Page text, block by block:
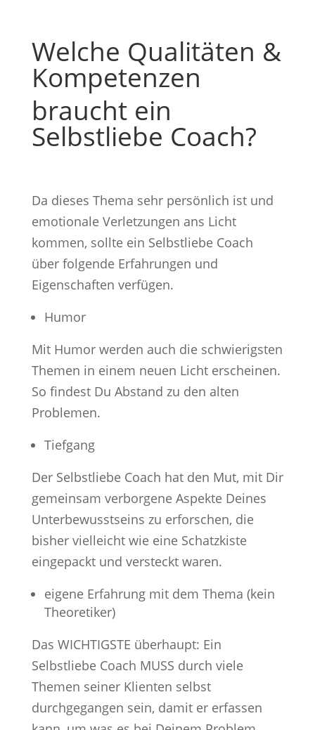
Welche Qualitäten &
Kompetenzen
braucht ein
Selbstliebe Coach?
Da dieses Thema sehr persönlich ist und
emotionale Verletzungen ans Licht
kommen, sollte ein Selbstliebe Coach
über folgende Erfahrungen und
Eigenschaften verfügen.
Humor
Mit Humor werden auch die schwierigsten
Themen in einem neuen Licht erscheinen.
So findest Du Abstand zu den alten
Problemen.
Tiefgang
Der Selbstliebe Coach hat den Mut, mit Dir
gemeinsam verborgene Aspekte Deines
Unterbewusstseins zu erforschen, die
bisher vielleicht wie eine Schatzkiste
eingepackt und versteckt waren.
eigene Erfahrung mit dem Thema (kein
Theoretiker)
Das WICHTIGSTE überhaupt: Ein
Selbstliebe Coach MUSS durch viele
Themen seiner Klienten selbst
durchgegangen sein, damit er erfassen